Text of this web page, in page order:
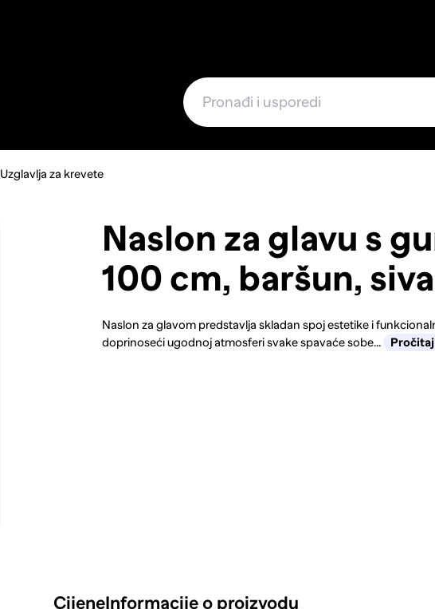
Uzglavlja za krevete
Naslon za glavu s
100 cm, baršun, siva
Naslon za glavom predstavlja skladan spoj estetike i
doprinoseći ugodnoj atmosferi svake spavaće sobe...
Pročitaj
CijeneInformacije o proizvodu